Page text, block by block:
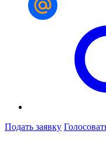
Подать заявку